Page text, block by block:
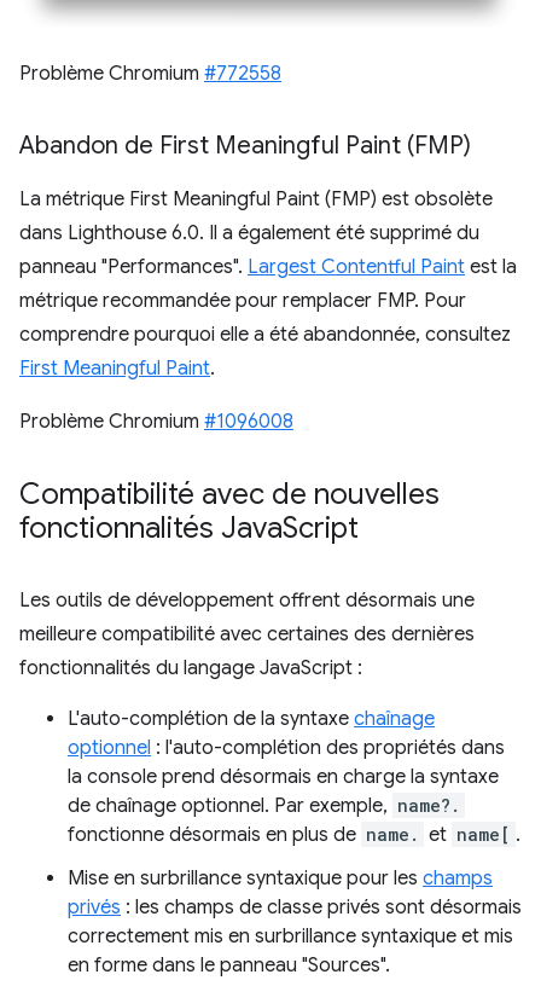
Problème Chromium #772558
Abandon de First Meaningful Paint (FMP)
La métrique First Meaningful Paint (FMP) est obsolète
dans Lighthouse 6.0. Il a également été supprimé du
panneau "Performances". Largest Contentful Paint est la
métrique recommandée pour remplacer FMP. Pour
comprendre pourquoi elle a été abandonnée, consultez
First Meaningful Paint.
Problème Chromium #1096008
Compatibilité avec de nouvelles
fonctionnalités JavaScript
Les outils de développement offrent désormais une
meilleure compatibilité avec certaines des dernières
fonctionnalités du langage JavaScript :
L'auto-complétion de la syntaxe chaînage
optionnel : l'auto-complétion des propriétés dans
la console prend désormais en charge la syntaxe
de chaînage optionnel. Par exemple, name?.
fonctionne désormais en plus de name. et name[ .
Mise en surbrillance syntaxique pour les champs
privés : les champs de classe privés sont désormais
correctement mis en surbrillance syntaxique et mis
en forme dans le panneau "Sources".